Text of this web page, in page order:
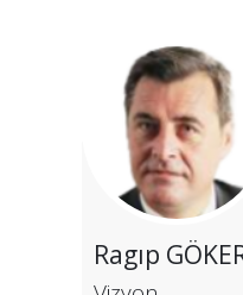
Ragıp